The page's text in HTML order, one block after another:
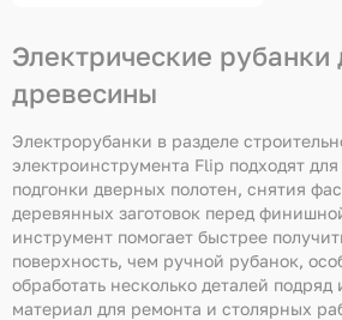
Электрические рубанки
древесины
Электрорубанки в разделе
электроинструмента Flip подходят
подгонки дверных полотен, снятия
деревянных заготовок перед
инструмент помогает быстрее
поверхность, чем ручной рубанок,
обработать несколько деталей подряд
материал для ремонта и столярных